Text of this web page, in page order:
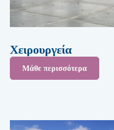
Χειρουργεία
Μάθε περισσότερα